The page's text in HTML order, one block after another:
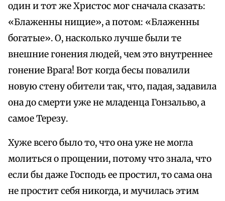
один и тот же Христос мог сначала сказать:
«Блаженны нищие», а потом: «Блаженны
богатые». О, насколько лучше были те
внешние гонения людей, чем это внутреннее
гонение Врага! Вот когда бесы повалили
новую стену обители так, что, падая, задавила
она до смерти уже не младенца Гонзальво, а
самое Терезу.
Хуже всего было то, что она уже не могла
молиться о прощении, потому что знала, что
если бы даже Господь ее простил, то сама она
не простит себя никогда, и мучилась этим